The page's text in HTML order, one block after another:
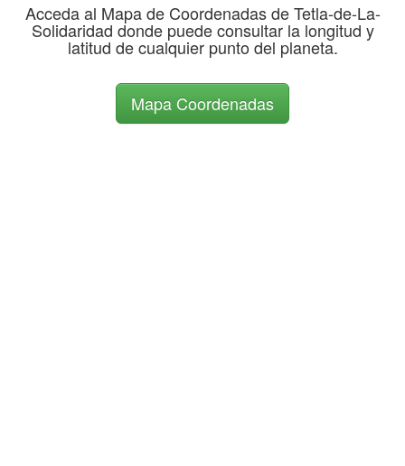
Acceda al Mapa de Coordenadas de Tetla-de-La-
Solidaridad donde puede consultar la longitud y
latitud de cualquier punto del planeta.
Mapa Coordenadas